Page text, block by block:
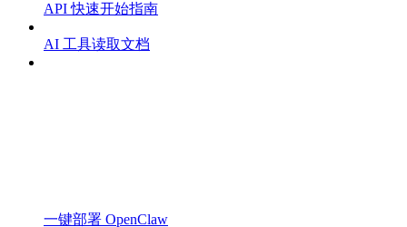
API 快速开始指南
AI 工具读取文档
一键部署 OpenClaw